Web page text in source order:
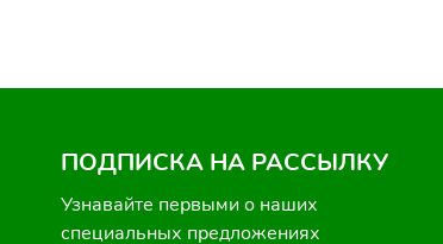
ПОДПИСКА НА РАССЫЛКУ
Узнавайте первыми о наших
специальных предложениях